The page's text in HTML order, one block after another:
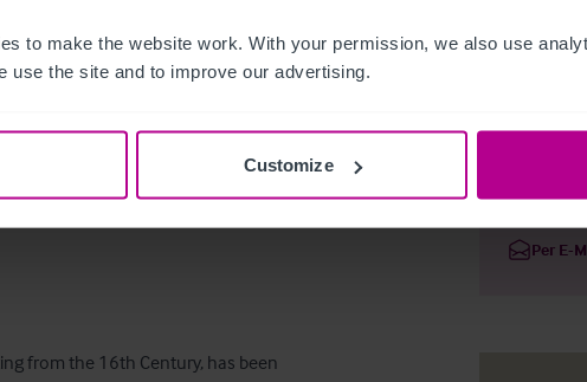
to make the website work. With your permission, we also use
use the site and to improve our advertising.
Customize
from the 16th Century, has been
Nr
Details
Per E-